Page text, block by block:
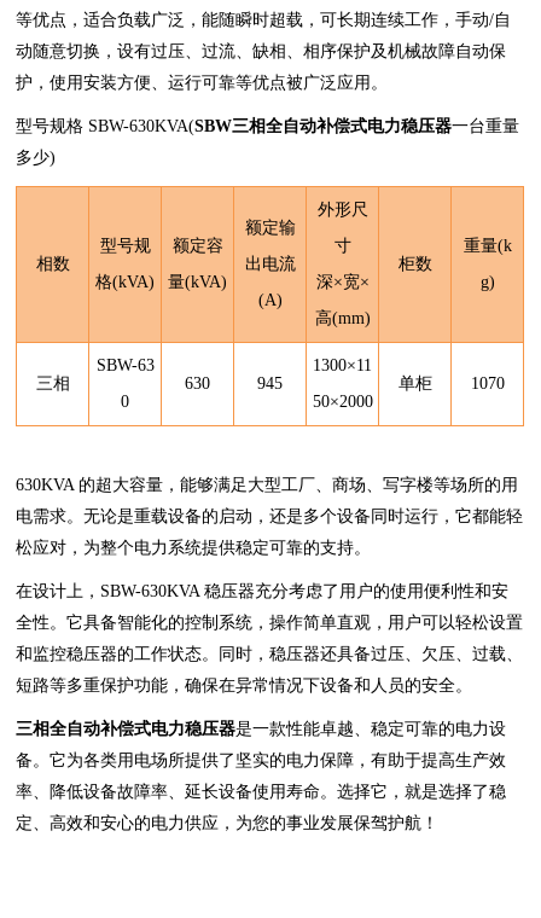
等优点，适合负载广泛，能随瞬时超载，可长期连续工作，手动/自
动随意切换，设有过压、过流、缺相、相序保护及机械故障自动保
护，使用安装方便、运行可靠等优点被广泛应用。
型号规格 SBW-630KVA(SBW三相全自动补偿式电力稳压器一台重量
多少)
相数
型号规
格(kVA)
额定容
量(kVA)
额定输
出电流
(A)
外形尺
寸
深×宽×
高(mm)
柜数
重量(k
g)
三相
SBW-63
0
630 945
1300×11
50×2000
单柜 1070
630KVA 的超大容量，能够满足大型工厂、商场、写字楼等场所的用
电需求。无论是重载设备的启动，还是多个设备同时运行，它都能轻
松应对，为整个电力系统提供稳定可靠的支持。
在设计上，SBW-630KVA 稳压器充分考虑了用户的使用便利性和安
全性。它具备智能化的控制系统，操作简单直观，用户可以轻松设置
和监控稳压器的工作状态。同时，稳压器还具备过压、欠压、过载、
短路等多重保护功能，确保在异常情况下设备和人员的安全。
三相全自动补偿式电力稳压器是一款性能卓越、稳定可靠的电力设
备。它为各类用电场所提供了坚实的电力保障，有助于提高生产效
率、降低设备故障率、延长设备使用寿命。选择它，就是选择了稳
定、高效和安心的电力供应，为您的事业发展保驾护航！